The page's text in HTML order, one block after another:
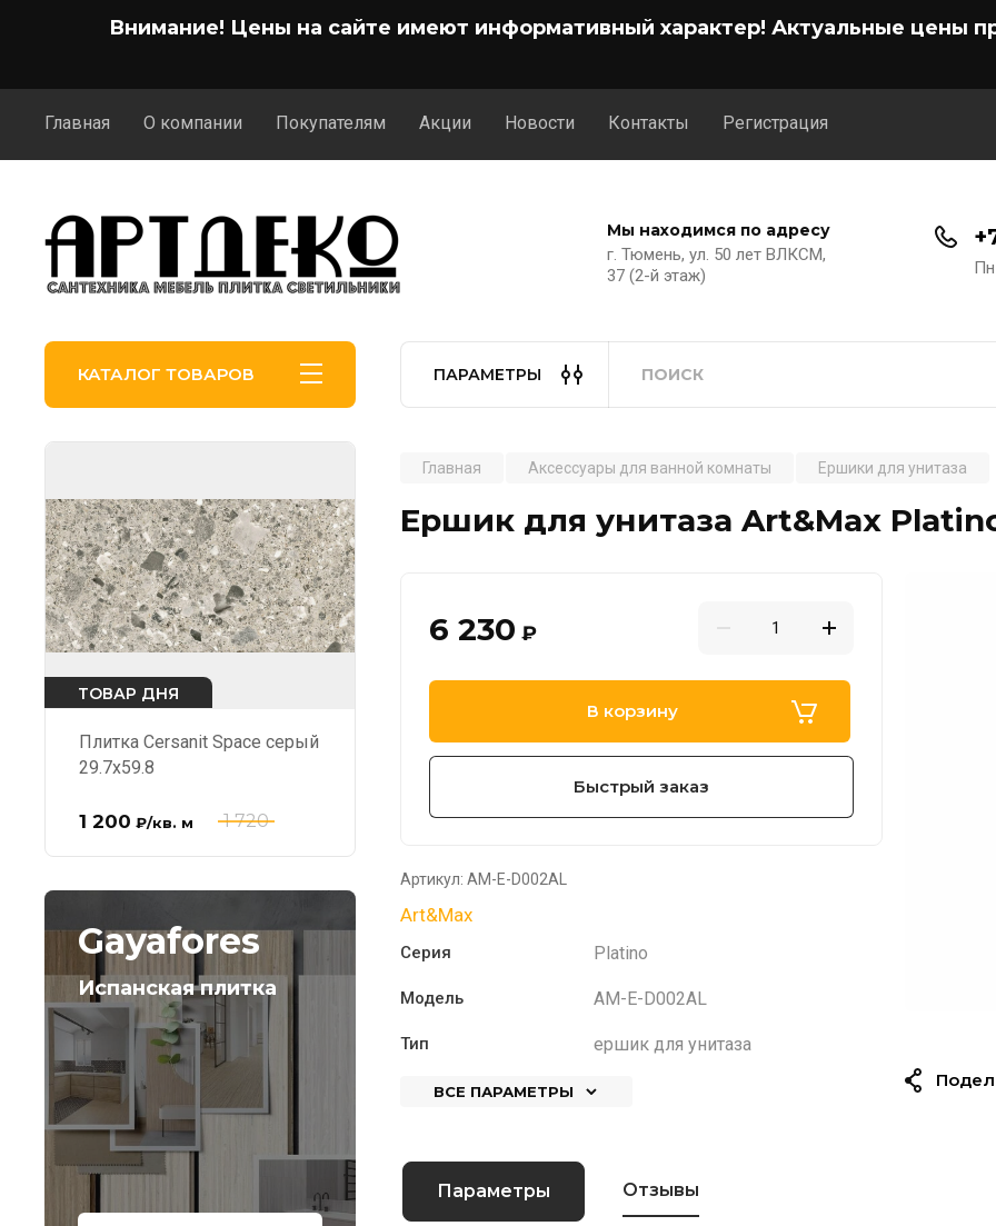
Внимание! Цены на сайте имеют информативный характер! Актуальные цены
Главная О компании Покупателям Акции Новости Контакты Регистрация
Мы находимся по адресу
г. Тюмень, ул. 50 лет ВЛКСМ,
37 (2-й этаж)
КАТАЛОГ ТОВАРОВ ПАРАМЕТРЫ
ТОВАР ДНЯ
Плитка Cersanit Space серый
29.7x59.8
1 720
1 200 ₽/кв. м
Gayafores
Испанская плитка
Главная Аксессуары для ванной комнаты Ершики для унитаза
Ершик для унитаза Art&Max
6 230 ₽
В корзину
Быстрый заказ
Артикул: AM-E-D002AL
Art&Max
Серия Platino
Модель AM-E-D002AL
Тип ершик для унитаза
ВСЕ ПАРАМЕТРЫ
Параметры Отзывы